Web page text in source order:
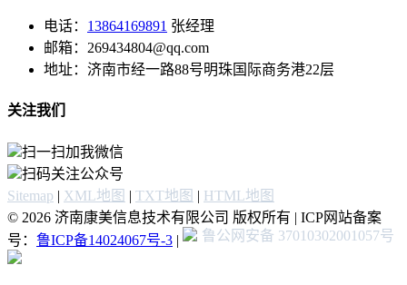
电话： 13864169891 张经理
邮箱：269434804@qq.com
地址：济南市经一路88号明珠国际商务港22层
关注我们
扫一扫加我微信
扫码关注公众号
Sitemap | XML地图 | TXT地图 | HTML地图
© 2026 济南康美信息技术有限公司 版权所有 | ICP网站备案
号： 鲁ICP备14024067号-3 | 鲁公网安备 37010302001057号